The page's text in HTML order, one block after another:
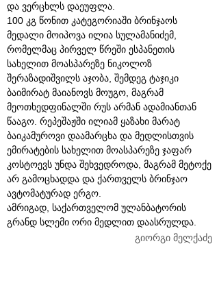
და ვერცხლს დაეუფლა.
100 კგ წონით კატეგორიაში ბრინჯაოს
მედალი მოიპოვა ილია სულამანიძემ,
რომელმაც პირველ წრეში ესპანეთის
სახელით მოასპარეზე ნიკოლოზ
შერაზადიშვილს აჯობა, შემდეგ ტაჯიკი
ბაიმირატ მაიანოვს მოუგო, მაგრამ
მეოთხედფინალში რუს არმან ადამიანთან
წააგო. რეპეშაჟში ილიამ ყაზახი მარატ
ბაიკამუროვი დაამარცხა და მედლისთვის
ემირატების სახელით მოასპარეზე ჯაფარ
კოსტოევს უნდა შეხვედროდა, მაგრამ მეტოქე
არ გამოცხადდა და ქართველს ბრინჯაო
ავტომატურად ერგო.
ამრიგად, საქართველომ ულანბატორის
გრანდ სლემი ორი მედლით დაასრულდა.
გიორგი მელქაძე